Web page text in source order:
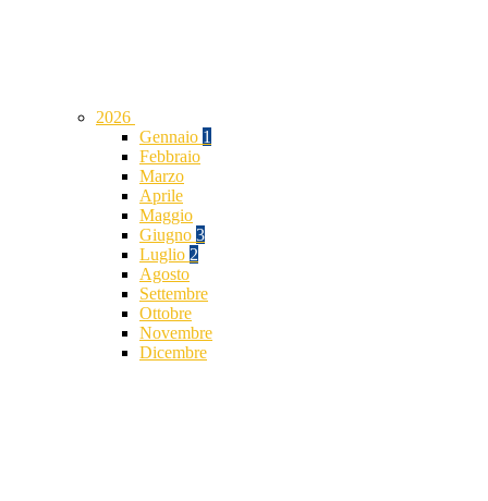
2026
Gennaio 1
Febbraio
Marzo
Aprile
Maggio
Giugno 3
Luglio 2
Agosto
Settembre
Ottobre
Novembre
Dicembre